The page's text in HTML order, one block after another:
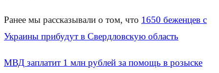
Ранее мы рассказывали о том, что 1650 беженцев с
Украины прибудут в Свердловскую область
МВД заплатит 1 млн рублей за помощь в розыске